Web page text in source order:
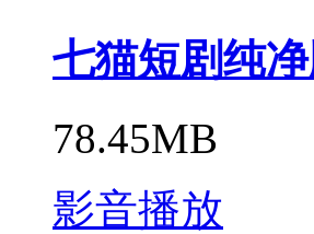
七猫短剧纯
78.45MB
影音播放